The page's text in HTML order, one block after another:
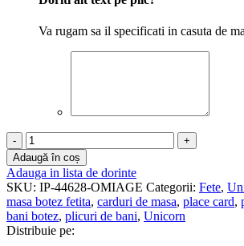
Va rugam sa il specificati in casuta de
Cantitate
Plicuri
bani
botez
fete
-
Unicorn
Adaugă în coș
Adauga in lista de dorinte
SKU: IP-44628-OMIAGE Categorii: Fete,
masa botez fetita, carduri de masa, place card,
bani botez, plicuri de bani, Unicorn
Distribuie pe: